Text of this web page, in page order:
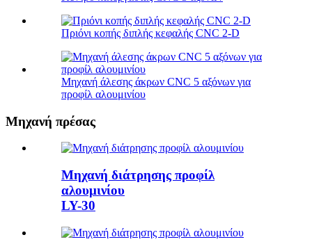
Πριόνι κοπής διπλής κεφαλής CNC 2-D
Μηχανή άλεσης άκρων CNC 5 αξόνων για
προφίλ αλουμινίου
Μηχανή πρέσας
Μηχανή διάτρησης προφίλ
αλουμινίου
LY-30